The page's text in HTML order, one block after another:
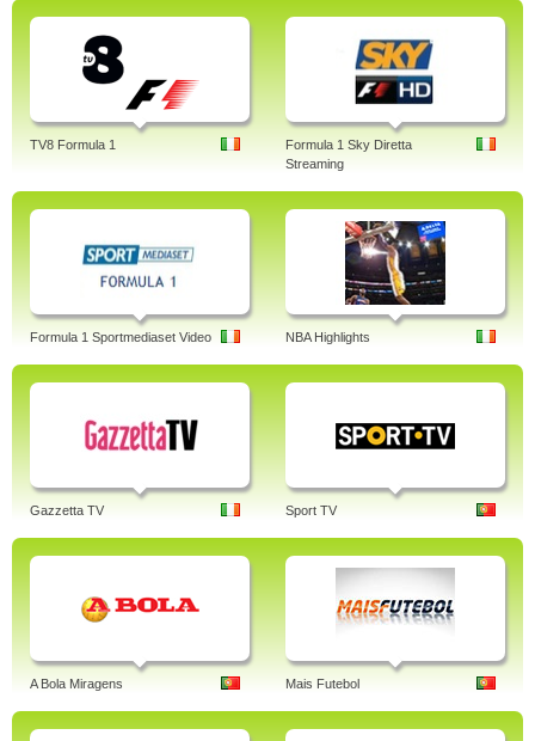
TV8 Formula 1
Formula 1 Sky Diretta
Streaming
Formula 1 Sportmediaset Video NBA Highlights
Gazzetta TV Sport TV
A Bola Miragens Mais Futebol